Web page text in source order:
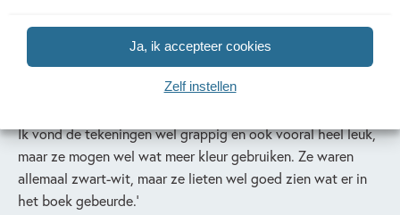
Ja, ik accepteer cookies
Zelf instellen
met enorme oren en ook heel grote tanden. Zij werd op een
andere school gepest en het leuke was dat de vaders, de
schoolkinderen en de juf een eigen school gingen maken.
Ik vond de tekeningen wel grappig en ook vooral heel leuk,
maar ze mogen wel wat meer kleur gebruiken. Ze waren
allemaal zwart-wit, maar ze lieten wel goed zien wat er in
het boek gebeurde.’